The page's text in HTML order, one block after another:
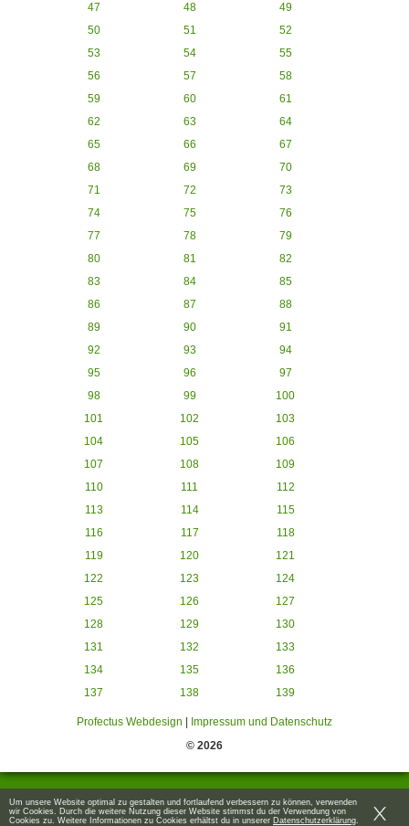
47
48
49
50
51
52
53
54
55
56
57
58
59
60
61
62
63
64
65
66
67
68
69
70
71
72
73
74
75
76
77
78
79
80
81
82
83
84
85
86
87
88
89
90
91
92
93
94
95
96
97
98
99
100
101
102
103
104
105
106
107
108
109
110
111
112
113
114
115
116
117
118
119
120
121
122
123
124
125
126
127
128
129
130
131
132
133
134
135
136
137
138 139
Profectus Webdesign
Impressum und Datenschutz
© 2026
Um unsere Website optimal zu gestalten und fortlaufend verbessern zu können, verwenden
wir Cookies. Durch die weitere Nutzung dieser Website stimmst du der Verwendung von
Cookies zu. Weitere Informationen zu Cookies erhältst du in unserer Datenschutzerklärung.